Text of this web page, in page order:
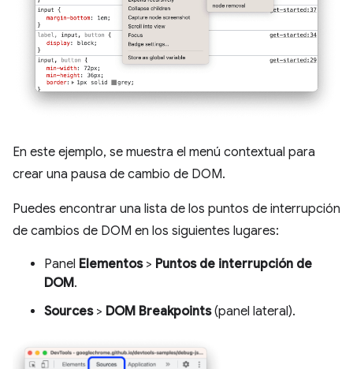
En este ejemplo, se muestra el menú contextual para
crear una pausa de cambio de DOM.
Puedes encontrar una lista de los puntos de interrupción
de cambios de DOM en los siguientes lugares:
Panel Elementos> Puntos de interrupción de
DOM.
Sources> DOM Breakpoints(panel lateral).